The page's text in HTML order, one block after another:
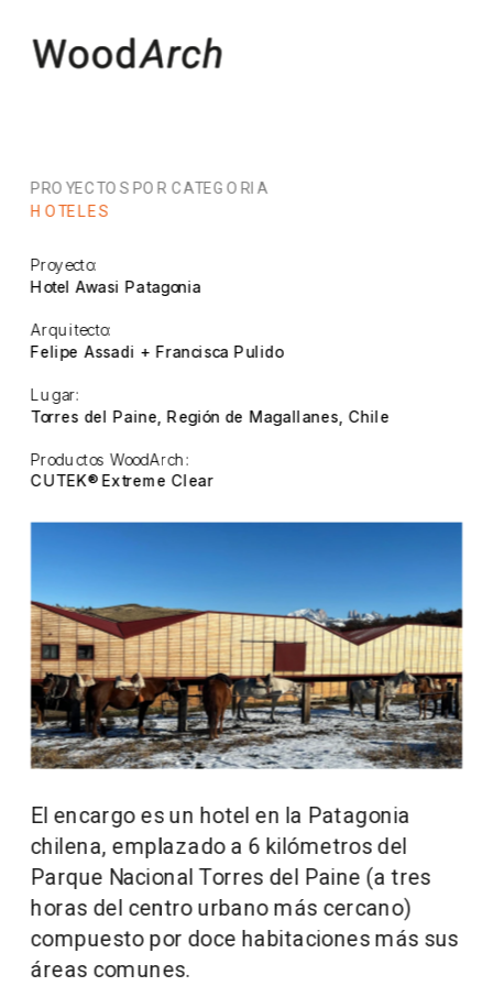
PROYECTOS POR CATEGORIA
HOTELES
Proyecto:
Hotel Awasi Patagonia
Arquitecto:
Felipe Assadi + Francisca Pulido
Lugar:
Torres del Paine, Región de Magallanes, Chile
Productos WoodArch:
CUTEK® Extreme Clear
El encargo es un hotel en la Patagonia
chilena, emplazado a 6 kilómetros del
Parque Nacional Torres del Paine (a tres
horas del centro urbano más cercano)
compuesto por doce habitaciones más sus
áreas comunes.